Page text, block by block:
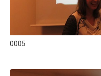
0005